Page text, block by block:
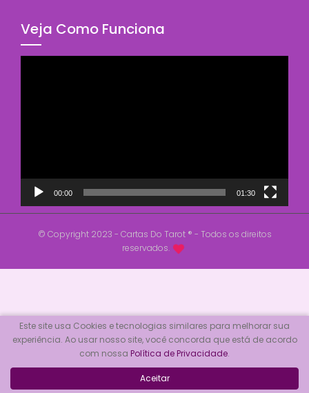
Veja Como Funciona
00:00 01:30
© Copyright 2023 - Cartas Do Tarot ® - Todos os direitos
reservados.
Este site usa Cookies e tecnologias similares para melhorar sua
experiência. Ao usar nosso site, você concorda que está de acordo
com nossa Política de Privacidade.
Aceitar